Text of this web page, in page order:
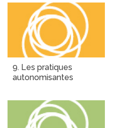
9. Les pratiques
autonomisantes